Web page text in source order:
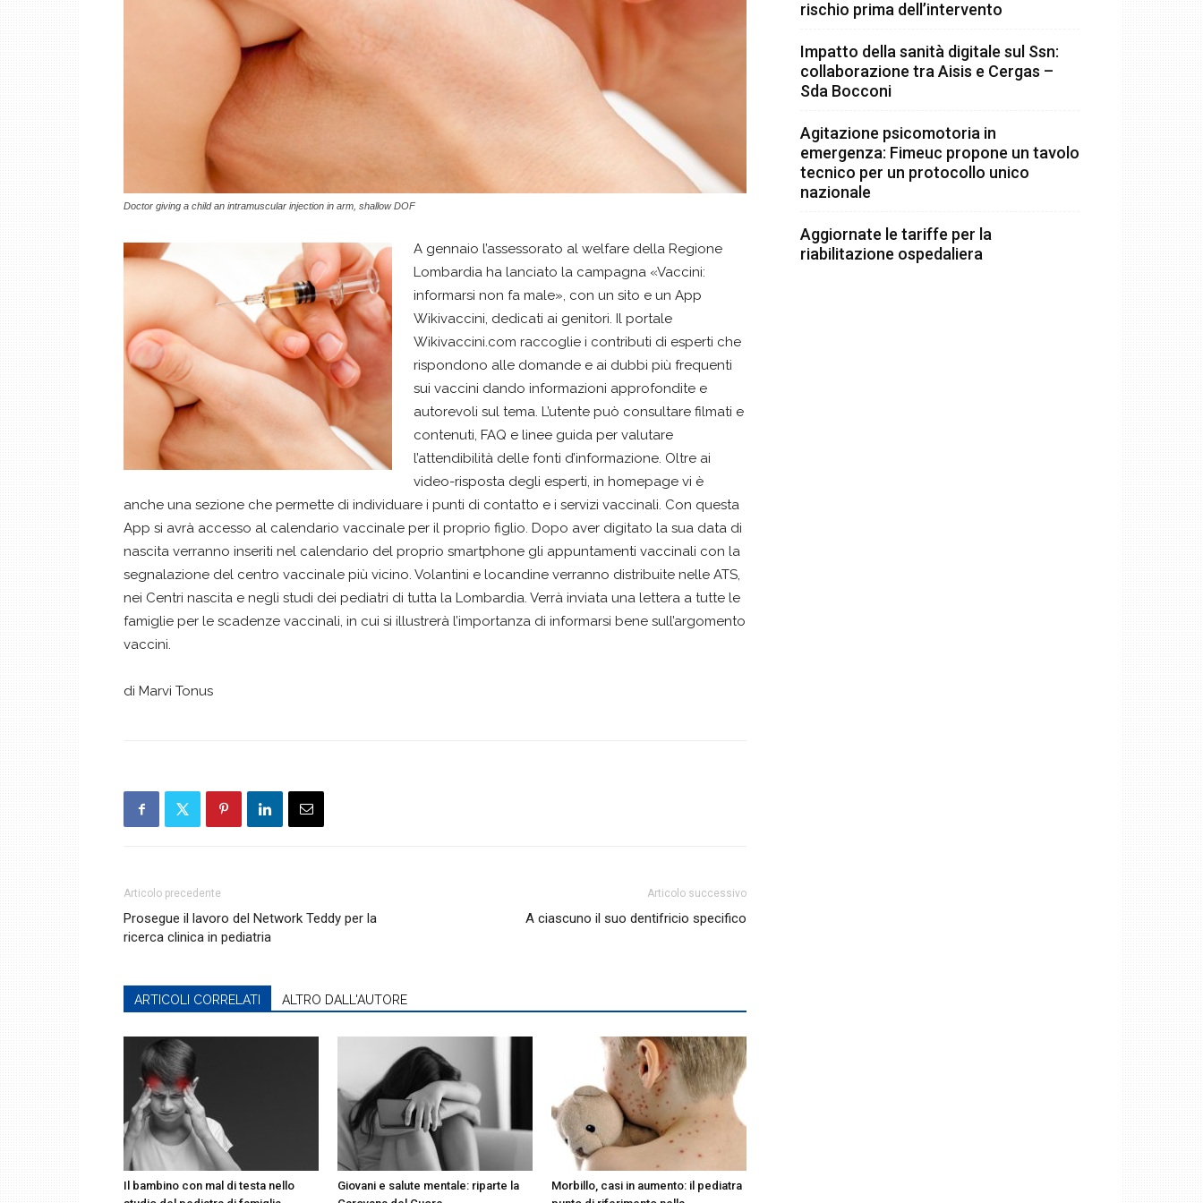
Doctor giving a child an intramuscular injection in arm, shallow DOF
A gennaio l’assessorato al welfare della Regione
Lombardia ha lanciato la campagna «Vaccini:
informarsi non fa male», con un sito e un App
Wikivaccini, dedicati ai genitori. Il portale
Wikivaccini.com raccoglie i contributi di esperti che
rispondono alle domande e ai dubbi più frequenti
sui vaccini dando informazioni approfondite e
autorevoli sul tema. L’utente può consultare filmati e
contenuti, FAQ e linee guida per valutare
l’attendibilità delle fonti d’informazione. Oltre ai
video-risposta degli esperti, in homepage vi è
anche una sezione che permette di individuare i punti di contatto e i servizi vaccinali. Con questa
App si avrà accesso al calendario vaccinale per il proprio figlio. Dopo aver digitato la sua data di
nascita verranno inseriti nel calendario del proprio smartphone gli appuntamenti vaccinali con la
segnalazione del centro vaccinale più vicino. Volantini e locandine verranno distribuite nelle ATS,
nei Centri nascita e negli studi dei pediatri di tutta la Lombardia. Verrà inviata una lettera a tutte le
famiglie per le scadenze vaccinali, in cui si illustrerà l’importanza di informarsi bene sull’argomento
vaccini.
di Marvi Tonus
Articolo precedente
Prosegue il lavoro del Network Teddy per la
ricerca clinica in pediatria
Articolo successivo
A ciascuno il suo dentifricio specifico
ARTICOLI CORRELATI ALTRO DALL'AUTORE
Il bambino con mal di testa nello
Giovani e salute mentale: riparte la
Morbillo, casi in aumento: il pediatra
rischio prima dell’intervento
Impatto della sanità digitale sul Ssn:
collaborazione tra Aisis e Cergas –
Sda Bocconi
Agitazione psicomotoria in
emergenza: Fimeuc propone un tavolo
tecnico per un protocollo unico
nazionale
Aggiornate le tariffe per la
riabilitazione ospedaliera